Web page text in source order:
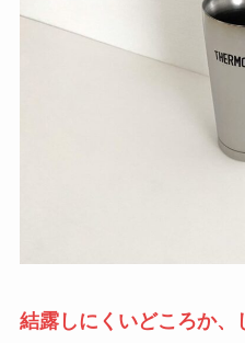
結露しにくいどころか、